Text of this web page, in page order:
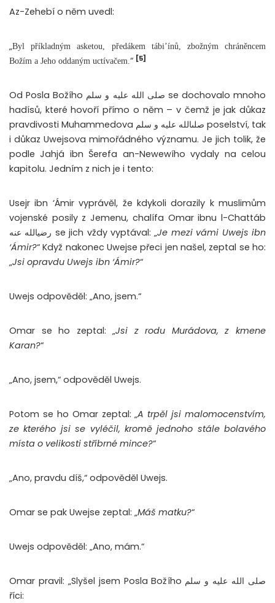
Az-Zehebí o něm uvedl:
„Byl příkladným asketou, předákem tábi’ínů, zbožným chráněncem
Božím a Jeho oddaným uctívačem.“ [5]
Od Posla Božího صلى الله عليه و سلم se dochovalo mnoho
hadísů, které hovoří přímo o něm – v čemž je jak důkaz
pravdivosti Muhammedova صلىالله عليه و سلم poselství, tak
i důkaz Uwejsova mimořádného významu. Je jich tolik, že
podle Jahjá ibn Šerefa an-Newewího vydaly na celou
kapitolu. Jedním z nich je i tento:
Usejr ibn ‘Ámir vyprávěl, že kdykoli dorazily k muslimům
vojenské posily z Jemenu, chalífa Omar ibnu l-Chattáb
رضيالله عنه se jich vždy vyptával: „Je mezi vámi Uwejs ibn
‘Ámir?“ Když nakonec Uwejse přeci jen našel, zeptal se ho:
„Jsi opravdu Uwejs ibn ‘Ámir?“
Uwejs odpověděl: „Ano, jsem.“
Omar se ho zeptal: „Jsi z rodu Murádova, z kmene
Karan?“
„Ano, jsem,“ odpověděl Uwejs.
Potom se ho Omar zeptal: „A trpěl jsi malomocenstvím,
ze kterého jsi se vyléčil, kromě jednoho stále bolavého
místa o velikosti stříbrné mince?“
„Ano, pravdu díš,“ odpověděl Uwejs.
Omar se pak Uwejse zeptal: „Máš matku?“
Uwejs odpověděl: „Ano, mám.“
Omar pravil: „Slyšel jsem Posla Božího صلى الله عليه و سلم
říci: